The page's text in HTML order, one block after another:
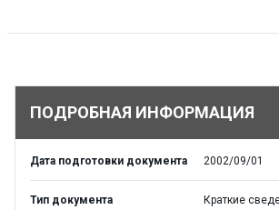
ПОДРОБНАЯ ИНФОРМАЦИЯ
Дата подготовки документа 2002/09/01
Тип документа Краткие